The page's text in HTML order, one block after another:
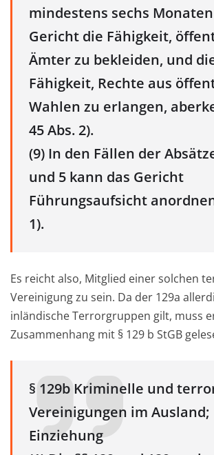
mindestens sechs
Gericht die Fähigkeit,
Ämter zu bekleiden, und
Fähigkeit, Rechte aus
Wahlen zu erlangen,
45 Abs. 2).
(9) In den Fällen der
und 5 kann das Gericht
Führungsaufsicht
1).
Es reicht also, Mitglied einer solchen
Vereinigung zu sein. Da der 129a
inländische Terrorgruppen gilt, muss
Zusammenhang mit § 129 b StGB
§ 129b Kriminelle und
Vereinigungen im Ausland;
Einziehung